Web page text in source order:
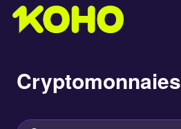
Cryptomonnaies